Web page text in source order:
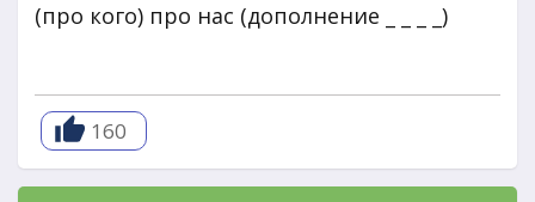
(про кого) про нас (дополнение _ _ _ _)
160